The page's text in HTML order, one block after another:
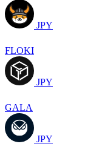
JPY
FLOKI
JPY
GALA
JPY